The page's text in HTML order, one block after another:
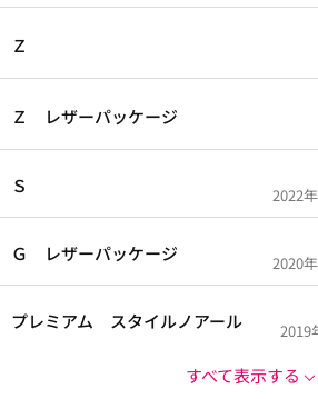
Ｚ
Ｚ レザーパッケージ
Ｓ 2022
Ｇ レザーパッケージ 2020
プレミアム スタイルノアール 2019
すべて表示する